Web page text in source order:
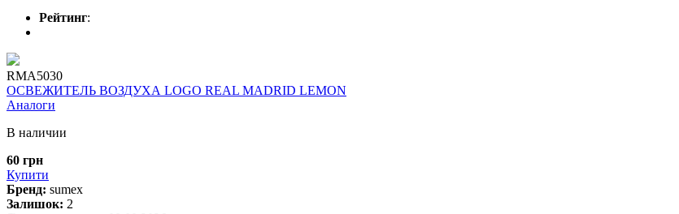
Рейтинг:
RMA5030
ОСВЕЖИТЕЛЬ ВОЗДУХА LOGO REAL MADRID LEMON
Аналоги
В наличии
60 грн
Купити
Бренд: sumex
Залишок: 2